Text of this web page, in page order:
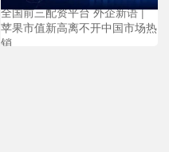
全国前三配资平台 外企新语 |
苹果市值新高离不开中国市场热
销